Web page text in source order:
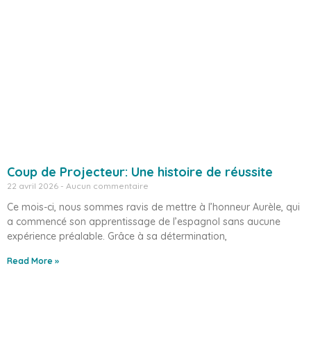
Coup de Projecteur: Une histoire de réussite
22 avril 2026 Aucun commentaire
Ce mois-ci, nous sommes ravis de mettre à l’honneur Aurèle, qui
a commencé son apprentissage de l’espagnol sans aucune
expérience préalable. Grâce à sa détermination,
Read More »